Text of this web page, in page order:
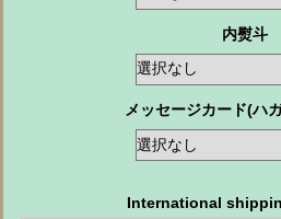
内熨斗
メッセージカード(ハ
International